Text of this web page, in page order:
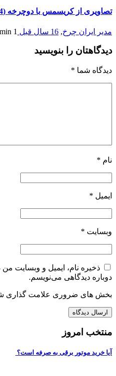
تصاویری از کریسمس با دوچرخه (4)
مدیر ایران چرخ, 16 سال قبل 1 min
دیدگاهتان را بنویسید
دیدگاه شما *
نام *
ایمیل *
وبسایت *
ذخیره نام، ایمیل و وبسایت
دوباره دیدگاهی می‌نویسم.
بخش های ضروری علامت گذاری
منتخب امروز
آیا خرید موتور برقی به صرفه است؟